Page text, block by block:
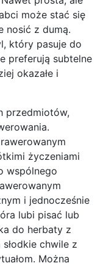
może stać się
nosić z dumą.
który pasuje do
preferują subtelne
okazałe i
przedmiotów,
życzeniami
wspólnego
i jednocześnie
lubi pisać lub
do herbaty z
chwile z
Można